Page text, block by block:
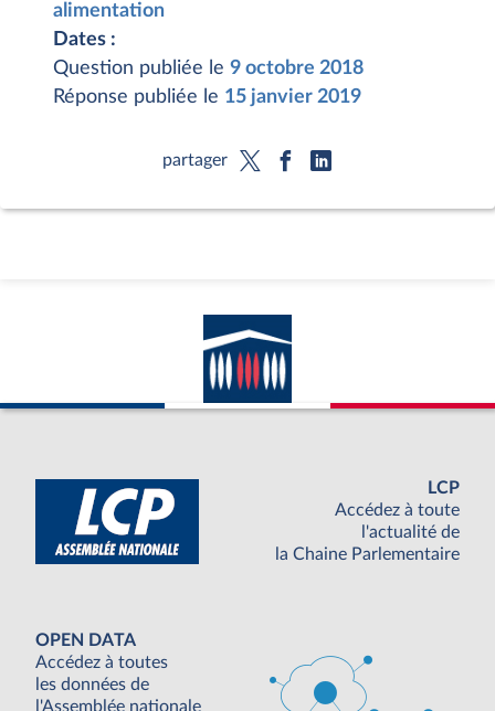
alimentation
Dates :
Question publiée le 9 octobre 2018
Réponse publiée le 15 janvier 2019
partager
LCP
Accédez à toute
l'actualité de
la Chaine Parlementaire
OPEN DATA
Accédez à toutes
les données de
l'Assemblée nationale